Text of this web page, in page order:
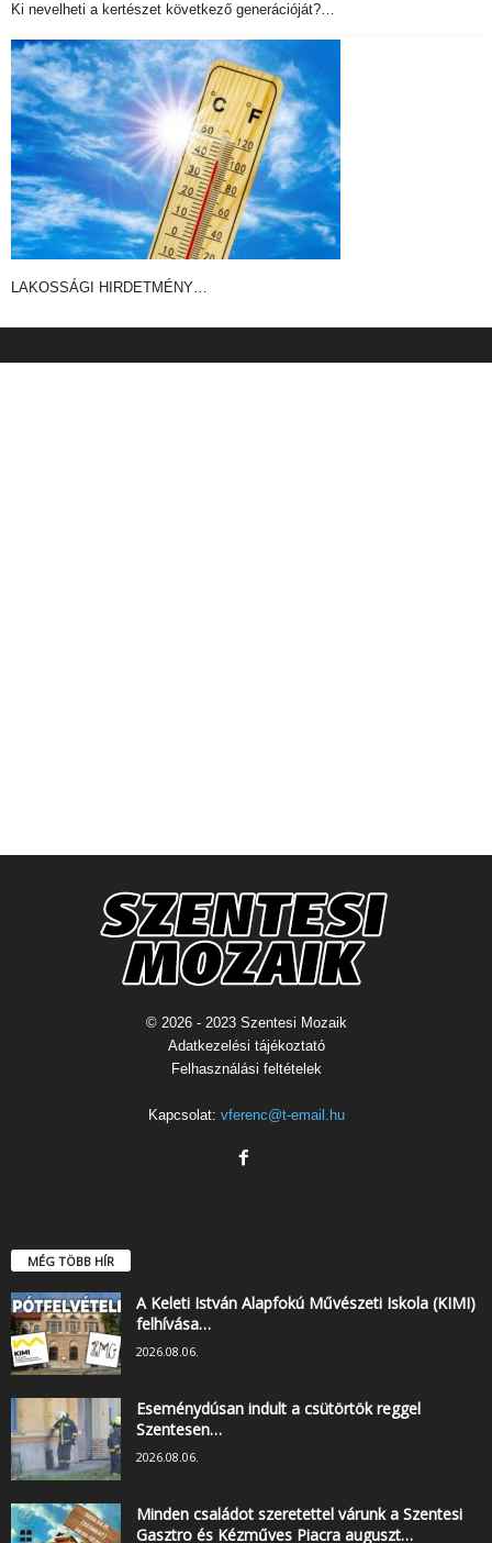
Ki nevelheti a kertészet következő generációját?…
LAKOSSÁGI HIRDETMÉNY…
© 2026 - 2023 Szentesi Mozaik
Adatkezelési tájékoztató
Felhasználási feltételek
Kapcsolat: vferenc@t-email.hu
MÉG TÖBB HÍR
A Keleti István Alapfokú Művészeti Iskola (KIMI)
felhívása…
2026.08.06.
Eseménydúsan indult a csütörtök reggel
Szentesen…
2026.08.06.
Minden családot szeretettel várunk a Szentesi
Gasztro és Kézműves Piacra auguszt…